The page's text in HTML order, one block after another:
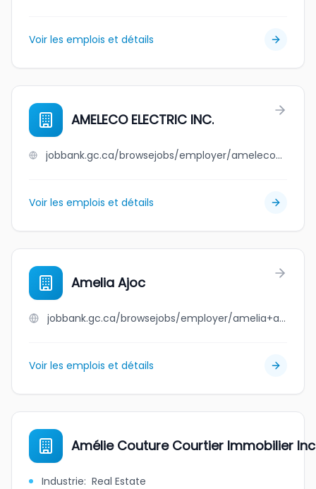
Voir les emplois et détails
AMELECO ELECTRIC INC.
jobbank.gc.ca/browsejobs/employer/ameleco+electric+inc./ca
Voir les emplois et détails
Amelia Ajoc
jobbank.gc.ca/browsejobs/employer/amelia+ajoc/ca
Voir les emplois et détails
Amélie Couture Courtier Immobilier Inc
Industrie: Real Estate